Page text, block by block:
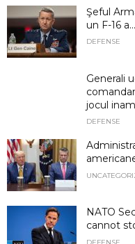
Şeful
un F-16 a...
DEFENSE
Generali
jocul
DEFENSE
NATO
cannot
DEFENSE